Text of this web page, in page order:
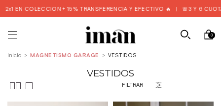
+ 15% TRANSFERENCIA Y EFECTIVO 🔥 | 🚨3 Y 6 CUOTAS S/I DESDE
0
Inicio > MAGNETISMO GARAGE > VESTIDOS
VESTIDOS
FILTRAR